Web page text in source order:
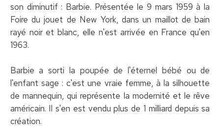
son diminutif : Barbie. Présentée le 9 mars 1959 à la
Foire du jouet de New York, dans un maillot de bain
rayé noir et blanc, elle n'est arrivée en France qu'en
1963.
Barbie a sorti la poupée de l'éternel bébé ou de
l'enfant sage : c'est une vraie femme, à la silhouette
de mannequin, qui représente la modernité et le rêve
américain. Il s'en est vendu plus de 1 milliard depuis sa
création.